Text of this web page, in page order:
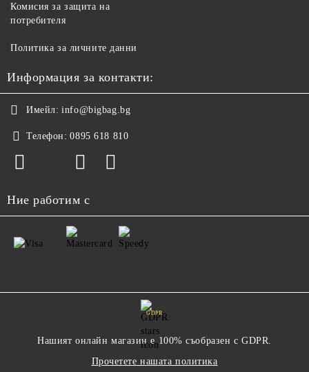
Комисия за защита на
потребителя
Политика за личните данни
Информация за контакти:
Имейл: info@bigbag.bg
Телефон: 0895 618 810
Ние работим с
GDPR
Нашият онлайн магазин е 100% съобразен с GDPR.
Прочетете нашата политика